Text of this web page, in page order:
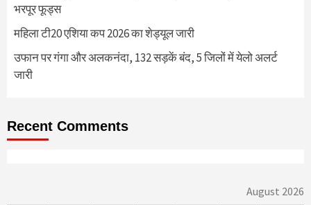
भरपूर फूड्स
महिला टी20 एशिया कप 2026 का शेड्यूल जारी
उफान पर गंगा और अलकनंदा, 132 सड़कें बंद, 5 जिलों में येलो अलर्ट
जारी
Recent Comments
August 2026